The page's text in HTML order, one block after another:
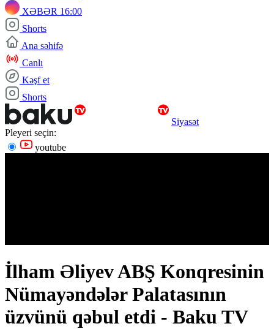
XƏBƏR 16:00
Shorts
Ana səhifə
Canlı
Kəşf et
Shorts
Siyasət
Pleyeri seçin:
youtube
İlham Əliyev ABŞ Konqresinin
Nümayəndələr Palatasının
üzvünü qəbul etdi - Baku TV